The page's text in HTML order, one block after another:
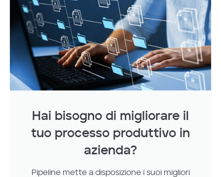
Hai bisogno di migliorare il
tuo processo produttivo in
azienda?
Pipeline mette a disposizione i suoi migliori